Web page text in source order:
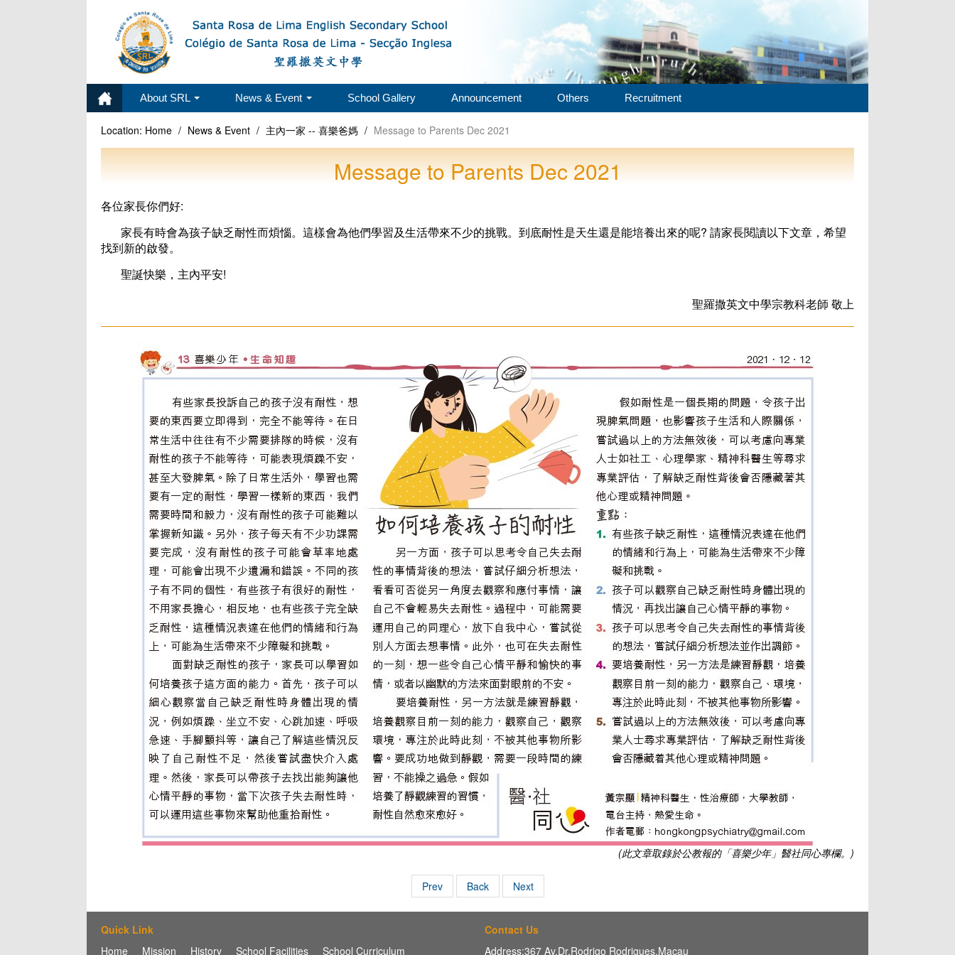
About SRL News & Event School Gallery Announcement Others Recruitment
Location: Home / News & Event / 主內一家 -- 喜樂爸媽 / Message to Parents Dec 2021
Message to Parents Dec 2021
各位家長你們好:
家長有時會為孩子缺乏耐性而煩惱。這樣會為他們學習及生活帶來不少的挑戰。到底耐性是天生還是能培養出來的呢? 請家長閱讀以下文章，希望
找到新的啟發。
聖誕快樂，主內平安!
聖羅撒英文中學宗教科老師 敬上
(此文章取錄於公教報的「喜樂少年」醫社同心專欄。)
Prev Back Next
Quick Link
Home
Mission History School Facilities School Curriculum
Contact Us
Address:367 Av,Dr.Rodrigo Rodrigues,Macau